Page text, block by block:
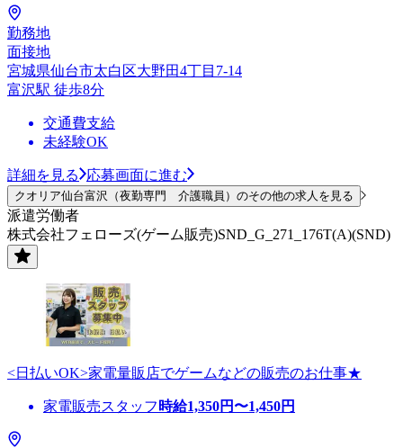
勤務地
面接地
宮城県仙台市太白区大野田4丁目7-14
富沢駅 徒歩8分
交通費支給
未経験OK
詳細を見る 応募画面に進む
クオリア仙台富沢（夜勤専門 介護職員）のその他の求人を見る
派遣労働者
株式会社フェローズ(ゲーム販売)SND_G_271_176T(A)(SND)
<日払いOK>家電量販店でゲームなどの販売のお仕事★
家電販売スタッフ 時給1,350円〜1,450円